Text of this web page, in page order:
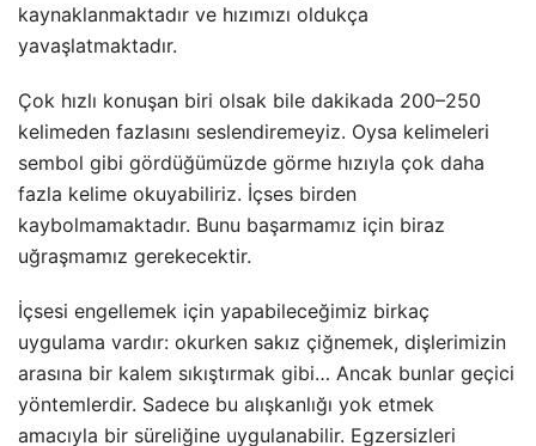
kaynaklanmaktadır ve hızımızı oldukça
yavaşlatmaktadır.
Çok hızlı konuşan biri olsak bile dakikada 200–250
kelimeden fazlasını seslendiremeyiz. Oysa kelimeleri
sembol gibi gördüğümüzde görme hızıyla çok daha
fazla kelime okuyabiliriz. İçses birden
kaybolmamaktadır. Bunu başarmamız için biraz
uğraşmamız gerekecektir.
İçsesi engellemek için yapabileceğimiz birkaç
uygulama vardır: okurken sakız çiğnemek, dişlerimizin
arasına bir kalem sıkıştırmak gibi… Ancak bunlar geçici
yöntemlerdir. Sadece bu alışkanlığı yok etmek
amacıyla bir süreliğine uygulanabilir. Egzersizleri